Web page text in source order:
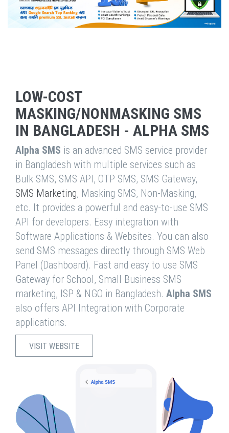
LOW-COST
MASKING/NONMASKING SMS
IN BANGLADESH - ALPHA SMS
Alpha SMS is an advanced SMS service provider
in Bangladesh with multiple services such as
Bulk SMS, SMS API, OTP SMS, SMS Gateway,
SMS Marketing, Masking SMS, Non-Masking,
etc. It provides a powerful and easy-to-use SMS
API for developers. Easy integration with
Software Applications & Websites. You can also
send SMS messages directly through SMS Web
Panel (Dashboard). Fast and easy to use SMS
Gateway for School, Small Business SMS
marketing, ISP & NGO in Bangladesh. Alpha SMS
also offers API Integration with Corporate
applications.
VISIT WEBSITE